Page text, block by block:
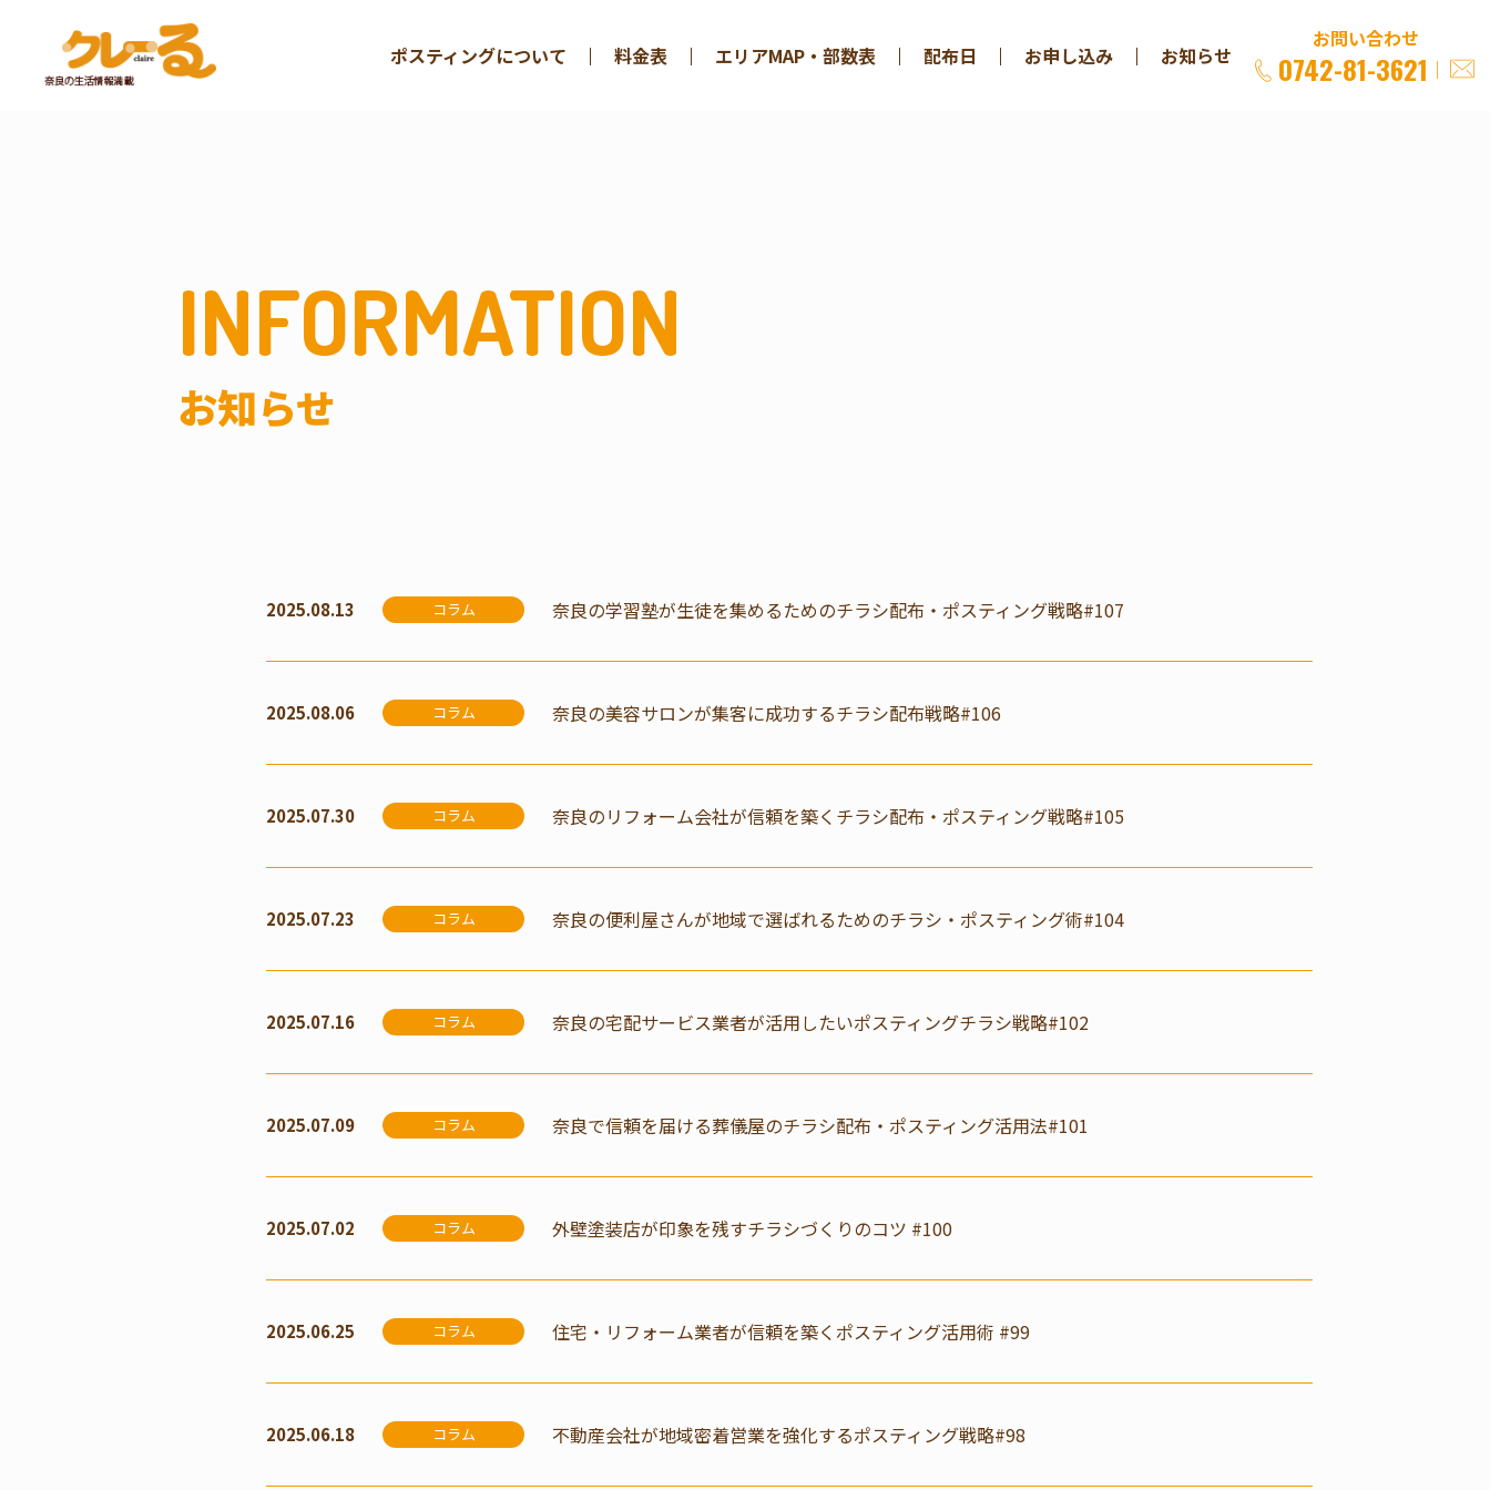
ポスティングについて 料金表 エリアMAP・部数表 配布日 お申し込み お知らせ
お問い合わせ
0742-81-3621
INFORMATION
お知らせ
2025.08.13 コラム 奈良の学習塾が生徒を集めるためのチラシ配布・ポスティング戦略#107
2025.08.06 コラム 奈良の美容サロンが集客に成功するチラシ配布戦略#106
2025.07.30 コラム 奈良のリフォーム会社が信頼を築くチラシ配布・ポスティング戦略#105
2025.07.23 コラム 奈良の便利屋さんが地域で選ばれるためのチラシ・ポスティング術#104
2025.07.16 コラム 奈良の宅配サービス業者が活用したいポスティングチラシ戦略#102
2025.07.09 コラム 奈良で信頼を届ける葬儀屋のチラシ配布・ポスティング活用法#101
2025.07.02 コラム 外壁塗装店が印象を残すチラシづくりのコツ #100
2025.06.25 コラム 住宅・リフォーム業者が信頼を築くポスティング活用術 #99
2025.06.18 コラム 不動産会社が地域密着営業を強化するポスティング戦略#98